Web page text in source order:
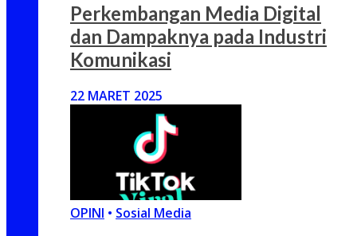
Perkembangan Media Digital
dan Dampaknya pada Industri
Komunikasi
22 MARET 2025
OPINI • Sosial Media